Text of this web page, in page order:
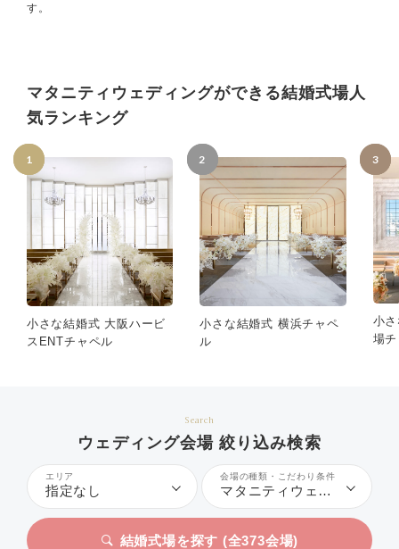
す。
マタニティウェディングができる結婚式場人
気ランキング
1
小さな結婚式 大阪ハービ
スENTチャペル
2
小さな結婚式 横浜チャペ
ル
3
小
場
Search
ウェディング会場 絞り込み検索
エリア
指定なし
会場の種類・こだわり条件
マタニティウェディング
結婚式場を探す (全373会場)